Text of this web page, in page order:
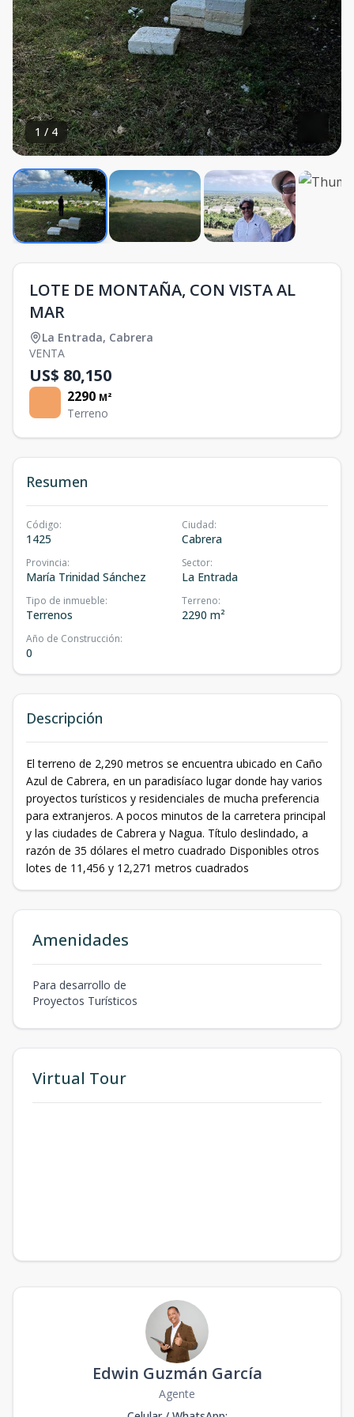
1 / 4
LOTE DE MONTAÑA, CON VISTA AL
MAR
La Entrada, Cabrera
VENTA
US$ 80,150
2290 M²
Terreno
Resumen
Código:
1425
Ciudad:
Cabrera
Provincia:
María Trinidad Sánchez
Sector:
La Entrada
Tipo de inmueble:
Terrenos
Terreno:
2290 m²
Año de Construcción:
0
Descripción
El terreno de 2,290 metros se encuentra ubicado en Caño
Azul de Cabrera, en un paradisíaco lugar donde hay varios
proyectos turísticos y residenciales de mucha preferencia
para extranjeros. A pocos minutos de la carretera principal
y las ciudades de Cabrera y Nagua. Título deslindado, a
razón de 35 dólares el metro cuadrado Disponibles otros
lotes de 11,456 y 12,271 metros cuadrados
Amenidades
Para desarrollo de
Proyectos Turísticos
Virtual Tour
Edwin Guzmán García
Agente